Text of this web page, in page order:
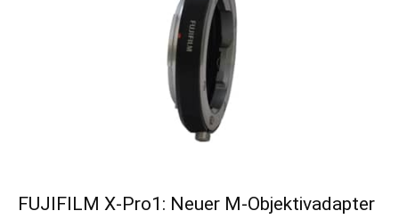
FUJIFILM X-Pro1: Neuer M-Objektivadapter